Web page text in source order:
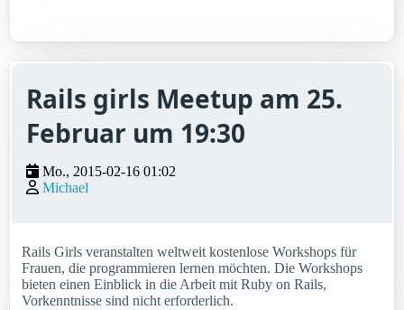
Rails girls Meetup am 25.
Februar um 19:30
Mo., 2015-02-16 01:02
Michael
Rails Girls veranstalten weltweit kostenlose Workshops für
Frauen, die programmieren lernen möchten. Die Workshops
bieten einen Einblick in die Arbeit mit Ruby on Rails,
Vorkenntnisse sind nicht erforderlich.